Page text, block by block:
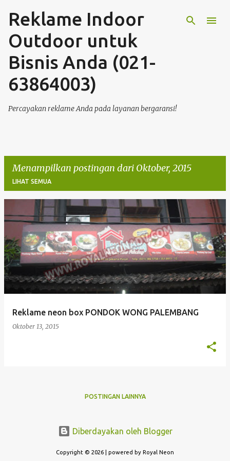
Langsung ke konten utama
Reklame Indoor
Outdoor untuk
Bisnis Anda (021-
63864003)
Percayakan reklame Anda pada layanan bergaransi!
Menampilkan postingan dari Oktober, 2015
LIHAT SEMUA
P
s
t
Reklame neon box PONDOK WONG PALEMBANG
Oktober 13, 2015
POSTINGAN LAINNYA
Diberdayakan oleh Blogger
Copyright © 2026 | powered by Royal Neon